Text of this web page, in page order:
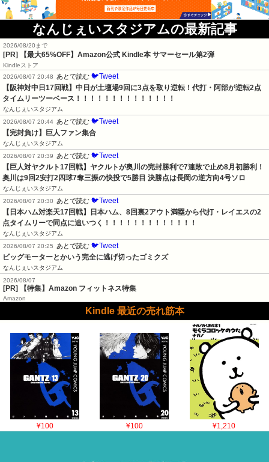
なんじぇいスタジアムの最新記事
2026/08/20まで
[PR] 【最大65%OFF】Amazon公式 Kindle本 サマーセール第2弾
Kindleストア
2026/08/07 20:48
あとで読む 🐦Tweet
【阪神対中日17回戦】中日が土壇場9回に3点を取り逆転！代打・阿部が逆転2点
タイムリーツーベース！！！！！！！！！！！！！！
なんじぇいスタジアム
2026/08/07 20:44 あとで読む 🐦Tweet
【完封負け】巨人ファン集合
なんじぇいスタジアム
2026/08/07 20:39
あとで読む 🐦Tweet
【巨人対ヤクルト17回戦】ヤクルトが奥川の完封勝利で7連敗で止め8月初勝利！
奥川は9回2安打2四球7奪三振の快投で5勝目 決勝点は長岡の逆方向4号ソロ
なんじぇいスタジアム
2026/08/07 20:30
あとで読む 🐦Tweet
【日本ハム対楽天17回戦】日本ハム、8回裏2アウト満塁から代打・レイエスの2
点タイムリーで同点に追いつく！！！！！！！！！！！！！
なんじぇいスタジアム
2026/08/07 20:25
あとで読む 🐦Tweet
ビッグモーターとかいう完全に逃げ切ったゴミクズ
なんじぇいスタジアム
2026/08/07
[PR] 【特集】Amazon フィットネス特集
Amazon
Kindle 最近の売れ筋本
¥100 ¥100 ¥1,210